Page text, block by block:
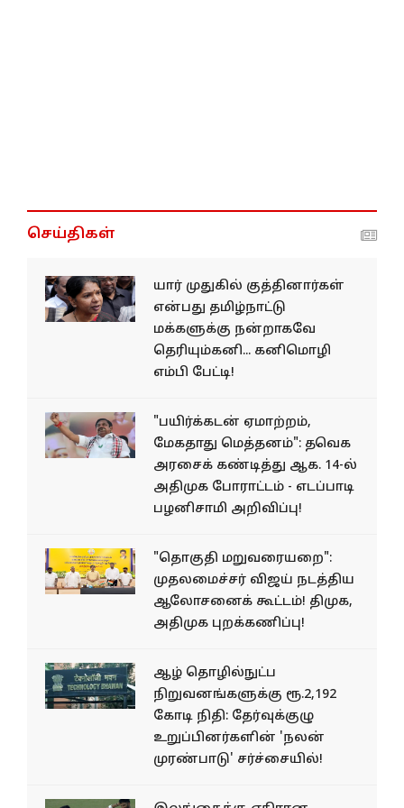
செய்திகள்
யார் முதுகில் குத்தினார்கள்
என்பது தமிழ்நாட்டு
மக்களுக்கு நன்றாகவே
தெரியும்கனி... கனிமொழி
எம்பி பேட்டி!
"பயிர்க்கடன் ஏமாற்றம்,
மேகதாது மெத்தனம்": தவெக
அரசைக் கண்டித்து ஆக. 14-ல்
அதிமுக போராட்டம் - எடப்பாடி
பழனிசாமி அறிவிப்பு!
"தொகுதி மறுவரையறை":
முதலமைச்சர் விஜய் நடத்திய
ஆலோசனைக் கூட்டம்! திமுக,
அதிமுக புறக்கணிப்பு!
ஆழ் தொழில்நுட்ப
நிறுவனங்களுக்கு ரூ.2,192
கோடி நிதி: தேர்வுக்குழு
உறுப்பினர்களின் 'நலன்
முரண்பாடு' சர்ச்சையில்!